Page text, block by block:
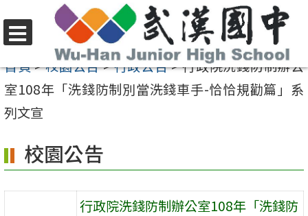
至
要
內
區
選
單
首頁>校園公告>行政公告>行政院洗錢防制辦公
室108年「洗錢防制別當洗錢車手-恰恰規勸篇」系
列文宣
校園公告
行政院洗錢防制辦公室108年「洗錢防